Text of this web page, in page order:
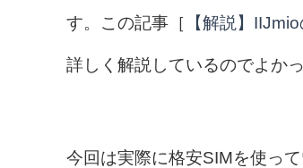
す。この記事［ 【解説】
詳しく解説しているのでよか
今回は実際に格安SIMを使っ